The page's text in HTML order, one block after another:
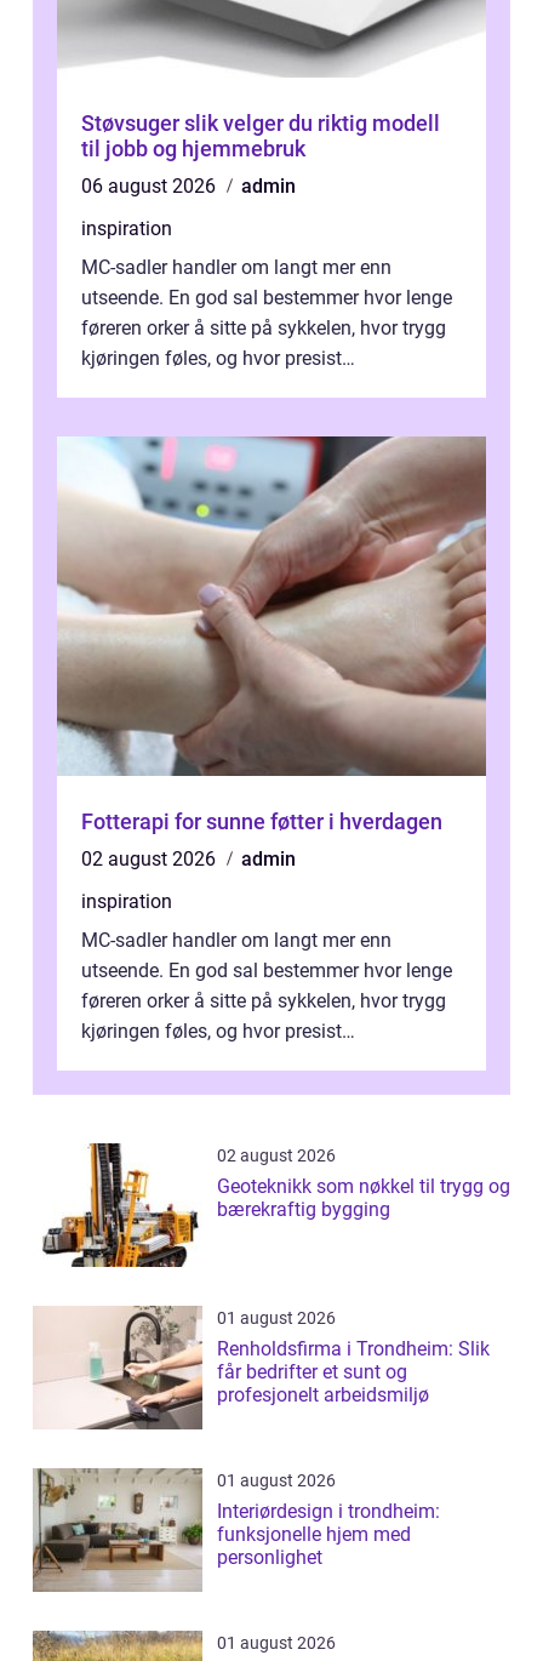
Støvsuger slik velger du riktig modell
til jobb og hjemmebruk
06 august 2026
admin
inspiration
MC-sadler handler om langt mer enn
utseende. En god sal bestemmer hvor lenge
føreren orker å sitte på sykkelen, hvor trygg
kjøringen føles, og hvor presist
Fotterapi for sunne føtter i hverdagen
02 august 2026
admin
inspiration
MC-sadler handler om langt mer enn
utseende. En god sal bestemmer hvor lenge
føreren orker å sitte på sykkelen, hvor trygg
kjøringen føles, og hvor presist
02 august 2026
Geoteknikk som nøkkel til trygg og
bærekraftig bygging
01 august 2026
Renholdsfirma i Trondheim: Slik
får bedrifter et sunt og
profesjonelt arbeidsmiljø
01 august 2026
Interiørdesign i trondheim:
funksjonelle hjem med
personlighet
01 august 2026